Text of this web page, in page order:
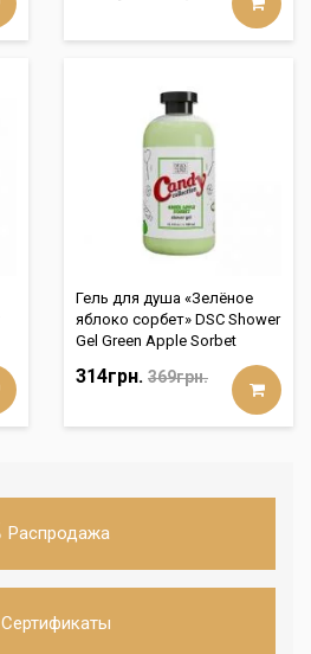
Гель для душа «Зелёное
яблоко сорбет» DSC Shower
Gel Green Apple Sorbet
314грн. 369грн.
Распродажа
Сертификаты